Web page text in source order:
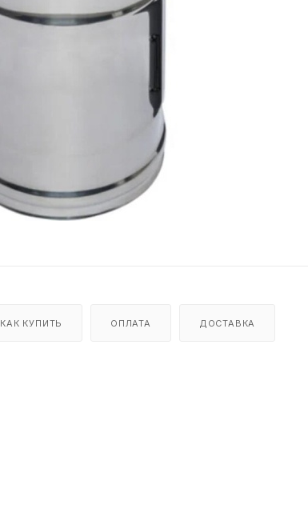
КАК КУПИТЬ ОПЛАТА ДОСТАВКА